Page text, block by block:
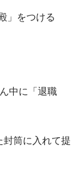
」をつける
中に「退職
封筒に入れて提